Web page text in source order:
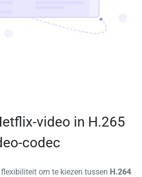
video in H.265
codec
om te kiezen tussen H.264